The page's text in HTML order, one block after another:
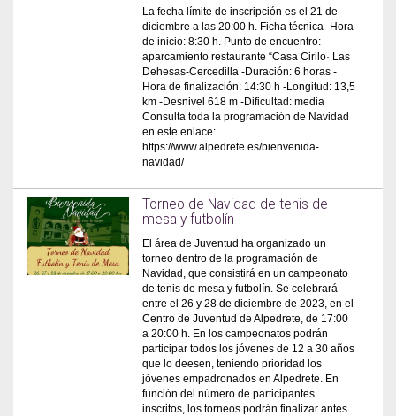
La fecha límite de inscripción es el 21 de
diciembre a las 20:00 h. Ficha técnica -Hora
de inicio: 8:30 h. Punto de encuentro:
aparcamiento restaurante “Casa Cirilo· Las
Dehesas-Cercedilla -Duración: 6 horas -
Hora de finalización: 14:30 h -Longitud: 13,5
km -Desnivel 618 m -Dificultad: media
Consulta toda la programación de Navidad
en este enlace:
https://www.alpedrete.es/bienvenida-
navidad/
Torneo de Navidad de tenis de
mesa y futbolín
El área de Juventud ha organizado un
torneo dentro de la programación de
Navidad, que consistirá en un campeonato
de tenis de mesa y futbolín. Se celebrará
entre el 26 y 28 de diciembre de 2023, en el
Centro de Juventud de Alpedrete, de 17:00
a 20:00 h. En los campeonatos podrán
participar todos los jóvenes de 12 a 30 años
que lo deesen, teniendo prioridad los
jóvenes empadronados en Alpedrete. En
función del número de participantes
inscritos, los torneos podrán finalizar antes